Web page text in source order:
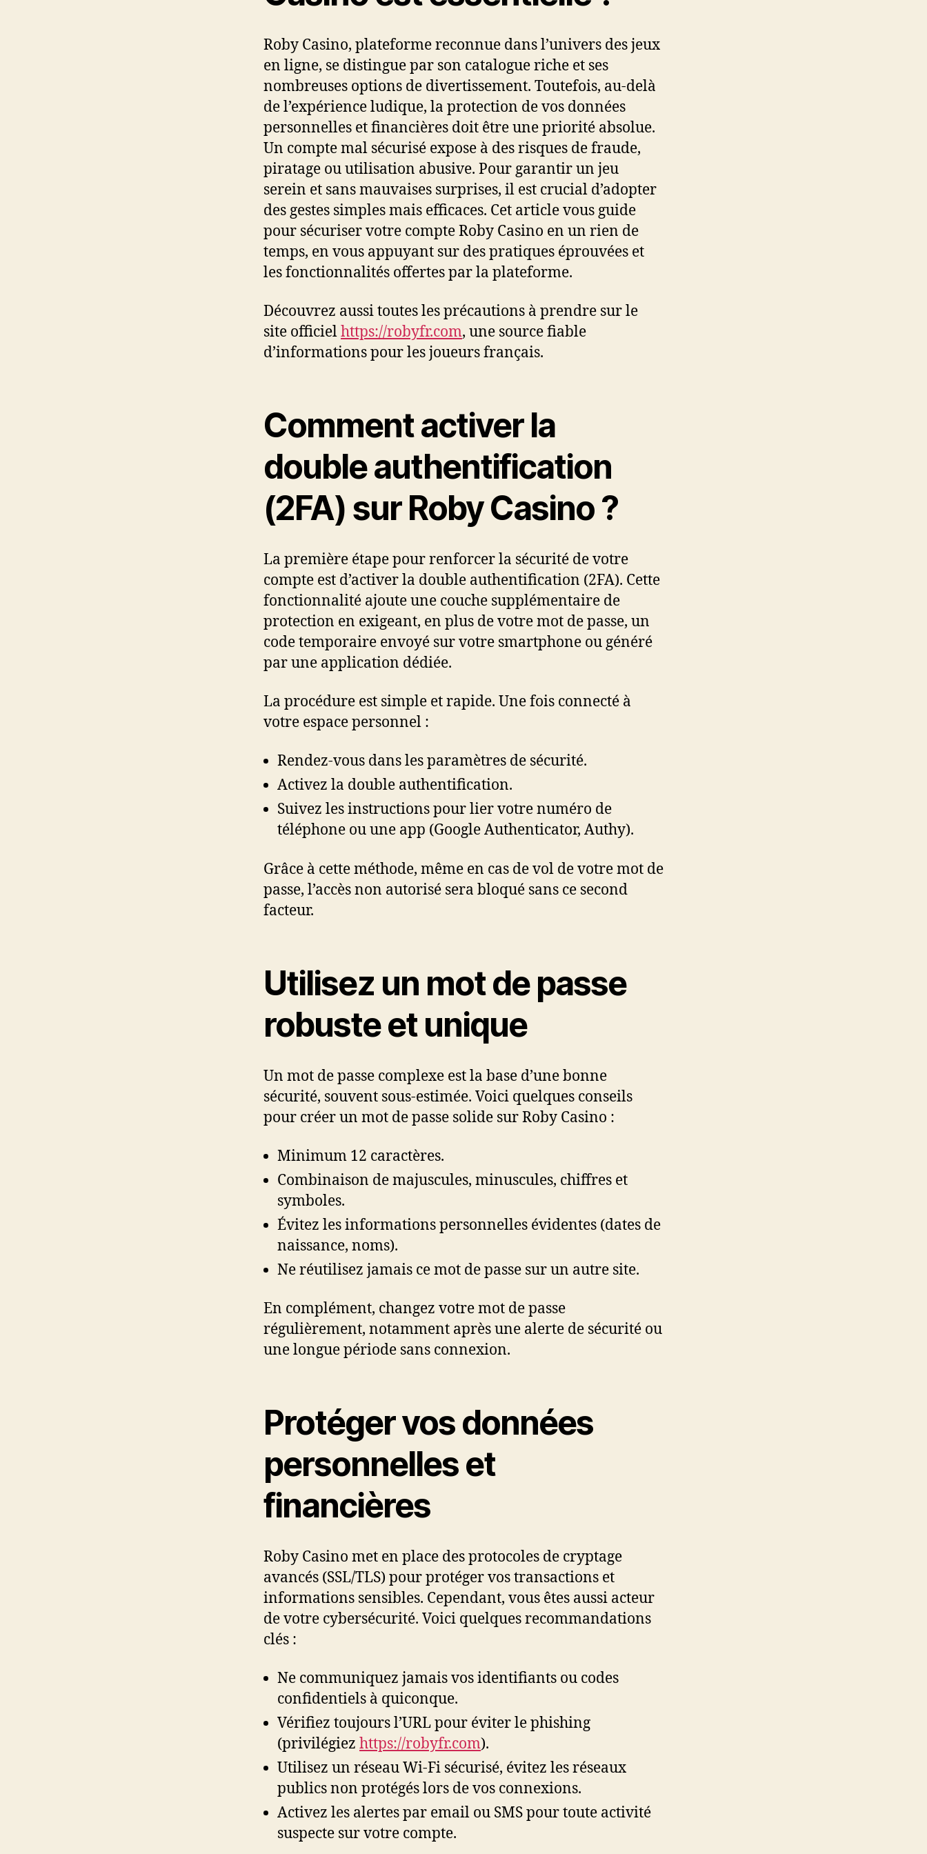
Roby Casino, plateforme reconnue dans l’univers des jeux
en ligne, se distingue par son catalogue riche et ses
nombreuses options de divertissement. Toutefois, au-delà
de l’expérience ludique, la protection de vos données
personnelles et financières doit être une priorité absolue.
Un compte mal sécurisé expose à des risques de fraude,
piratage ou utilisation abusive. Pour garantir un jeu
serein et sans mauvaises surprises, il est crucial d’adopter
des gestes simples mais efficaces. Cet article vous guide
pour sécuriser votre compte Roby Casino en un rien de
temps, en vous appuyant sur des pratiques éprouvées et
les fonctionnalités offertes par la plateforme.
Découvrez aussi toutes les précautions à prendre sur le
site officielhttps://robyfr.com, une source fiable
d’informations pour les joueurs français.
Comment activer la
double authentification
(2FA) sur Roby Casino ?
La première étape pour renforcer la sécurité de votre
compte est d’activer la double authentification (2FA). Cette
fonctionnalité ajoute une couche supplémentaire de
protection en exigeant, en plus de votre mot de passe, un
code temporaire envoyé sur votre smartphone ou généré
par une application dédiée.
La procédure est simple et rapide. Une fois connecté à
votre espace personnel :
Rendez-vous dans les paramètres de sécurité.
Activez la double authentification.
Suivez les instructions pour lier votre numéro de
téléphone ou une app (Google Authenticator, Authy).
Grâce à cette méthode, même en cas de vol de votre mot de
passe, l’accès non autorisé sera bloqué sans ce second
facteur.
Utilisez un mot de passe
robuste et unique
Un mot de passe complexe est la base d’une bonne
sécurité, souvent sous-estimée. Voici quelques conseils
pour créer un mot de passe solide sur Roby Casino :
Minimum 12 caractères.
Combinaison de majuscules, minuscules, chiffres et
symboles.
Évitez les informations personnelles évidentes (dates de
naissance, noms).
Ne réutilisez jamais ce mot de passe sur un autre site.
En complément, changez votre mot de passe
régulièrement, notamment après une alerte de sécurité ou
une longue période sans connexion.
Protéger vos données
personnelles et
financières
Roby Casino met en place des protocoles de cryptage
avancés (SSL/TLS) pour protéger vos transactions et
informations sensibles. Cependant, vous êtes aussi acteur
de votre cybersécurité. Voici quelques recommandations
clés :
Ne communiquez jamais vos identifiants ou codes
confidentiels à quiconque.
Vérifiez toujours l’URL pour éviter le phishing
(privilégiez https://robyfr.com).
Utilisez un réseau Wi-Fi sécurisé, évitez les réseaux
publics non protégés lors de vos connexions.
Activez les alertes par email ou SMS pour toute activité
suspecte sur votre compte.